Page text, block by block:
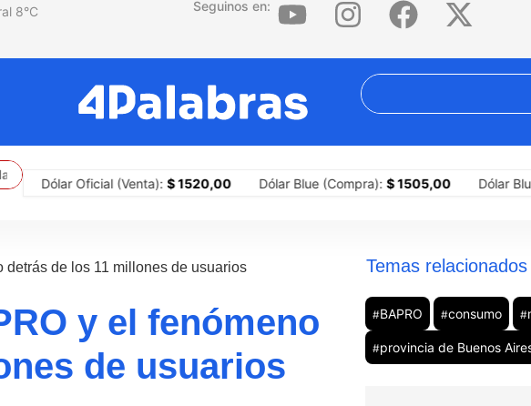
8°C Seguinos en:
ciudad del país en implementar portones para sitiar barrios Picada cultural:
Oficial (Venta):$ 1520,00 Dólar Blue (Compra):$ 1505,00 Dólar Blue
detrás de los 11 millones de usuarios
y el fenómeno
de usuarios
Temas relacionados
#BAPRO #consumo #
#provincia de Buenos